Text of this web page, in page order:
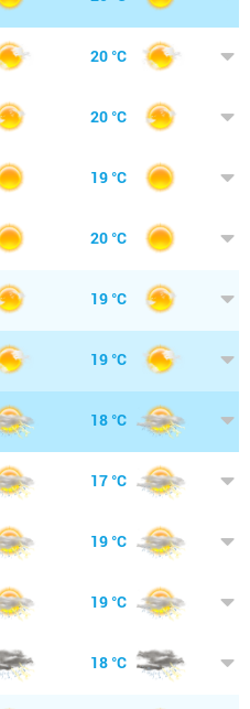
20 °C
20 °C
19 °C
20 °C
19 °C
19 °C
18 °C
17 °C
19 °C
19 °C
18 °C